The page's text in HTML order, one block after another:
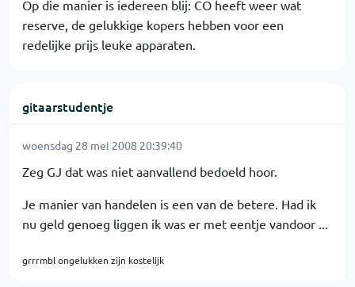
Op die manier is iedereen blij: CO heeft weer wat
reserve, de gelukkige kopers hebben voor een
redelijke prijs leuke apparaten.
gitaarstudentje
woensdag 28 mei 2008 20:39:40
Zeg GJ dat was niet aanvallend bedoeld hoor.
Je manier van handelen is een van de betere. Had ik
nu geld genoeg liggen ik was er met eentje vandoor ...
grrrmbl ongelukken zijn kostelijk